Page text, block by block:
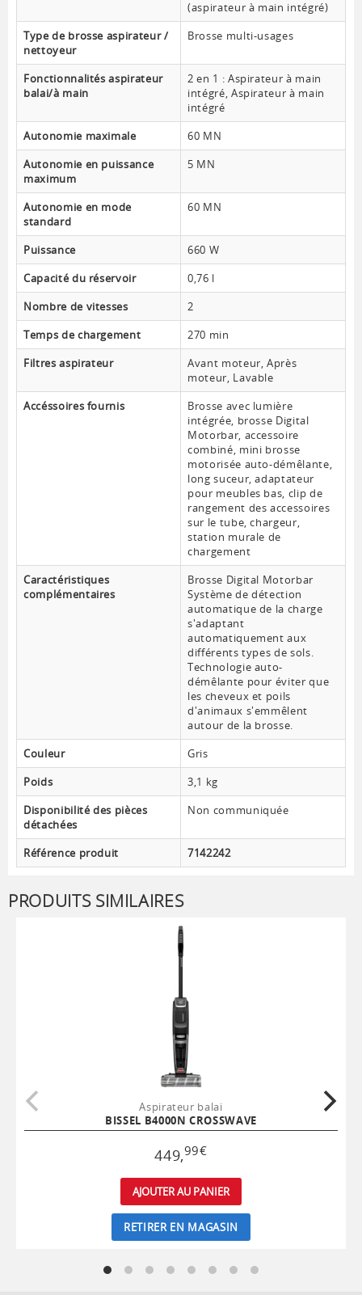
(aspirateur à main intégré)
Type de brosse aspirateur /
nettoyeur
Brosse multi-usages
Fonctionnalités aspirateur
balai/à main
2 en 1 : Aspirateur à main
intégré, Aspirateur à main
intégré
Autonomie maximale
60 MN
Autonomie en puissance
maximum
5 MN
Autonomie en mode
standard
60 MN
Puissance
660 W
Capacité du réservoir
0,76 l
Nombre de vitesses
2
Temps de chargement
270 min
Filtres aspirateur
Avant moteur, Après
moteur, Lavable
Accéssoires fournis
Brosse avec lumière
intégrée, brosse Digital
Motorbar, accessoire
combiné, mini brosse
motorisée auto-démêlante,
long suceur, adaptateur
pour meubles bas, clip de
rangement des accessoires
sur le tube, chargeur,
station murale de
chargement
Caractéristiques
complémentaires
Brosse Digital Motorbar
Système de détection
automatique de la charge
s'adaptant
automatiquement aux
différents types de sols.
Technologie auto-
démêlante pour éviter que
les cheveux et poils
d'animaux s'emmêlent
autour de la brosse.
Couleur
Gris
Poids
3,1 kg
Disponibilité des pièces
détachées
Non communiquée
Référence produit 7142242
PRODUITS SIMILAIRES
Aspirateur balai
BISSEL B4000N CROSSWAVE
449,99€
AJOUTER AU PANIER
RETIRER EN MAGASIN